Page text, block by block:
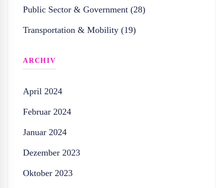
Public Sector & Government (28)
Transportation & Mobility (19)
ARCHIV
April 2024
Februar 2024
Januar 2024
Dezember 2023
Oktober 2023